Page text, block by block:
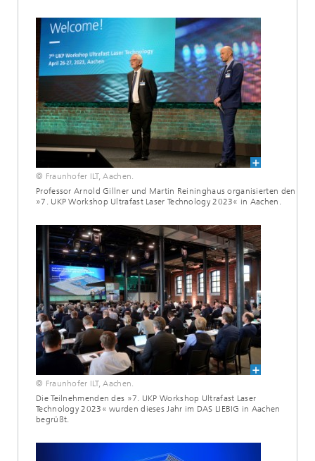
© Fraunhofer ILT, Aachen.
Professor Arnold Gillner und Martin Reininghaus organisierten den
»7. UKP Workshop Ultrafast Laser Technology 2023« in Aachen.
© Fraunhofer ILT, Aachen.
Die Teilnehmenden des »7. UKP Workshop Ultrafast Laser
Technology 2023« wurden dieses Jahr im DAS LIEBIG in Aachen
begrüßt.